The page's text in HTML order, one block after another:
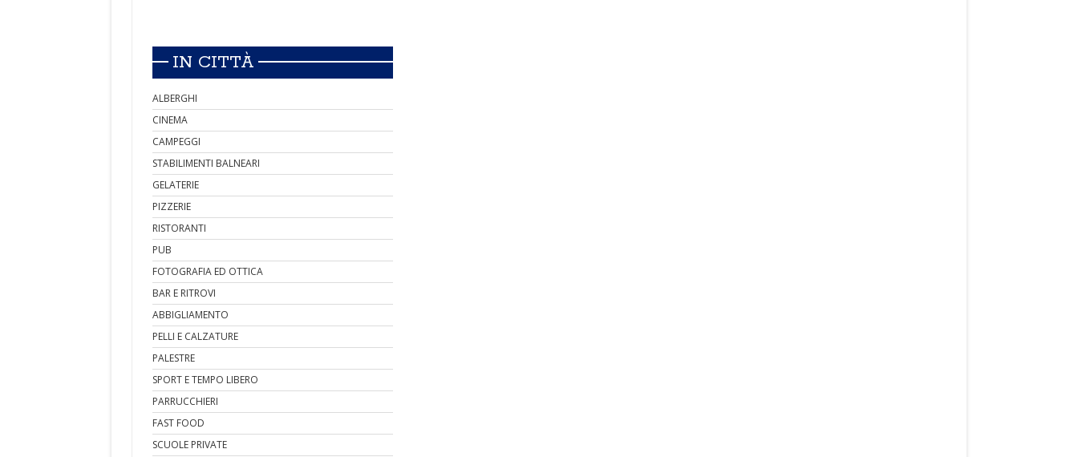
IN CITTÀ
ALBERGHI
CINEMA
CAMPEGGI
STABILIMENTI BALNEARI
GELATERIE
PIZZERIE
RISTORANTI
PUB
FOTOGRAFIA ED OTTICA
BAR E RITROVI
ABBIGLIAMENTO
PELLI E CALZATURE
PALESTRE
SPORT E TEMPO LIBERO
PARRUCCHIERI
FAST FOOD
SCUOLE PRIVATE